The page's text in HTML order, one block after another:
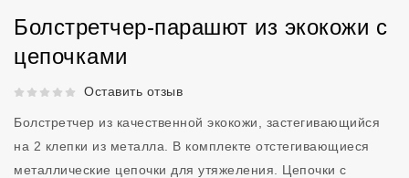
Болстретчер-парашют из экокожи с
цепочками
Рейтинг 5 из 5.Оставить отзыв
Болстретчер из качественной экокожи, застегивающийся
на 2 клепки из металла. В комплекте отстегивающиеся
металлические цепочки для утяжеления. Цепочки с